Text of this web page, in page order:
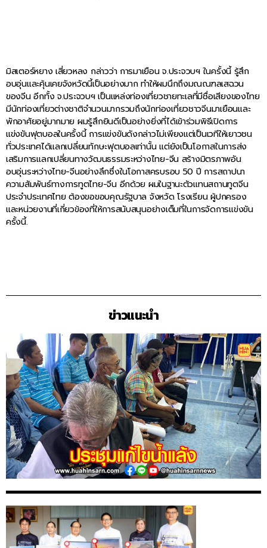
มิสเตอร์หยาง เสี่ยวหลง กล่าวว่า การมาเยือน จ.ประจวบฯ ในครั้งนี้ รู้สึก
อบอุ่นและคุ้นเคยจังหวัดนี้เป็นอย่างมาก ทำให้ผมนึกถึงมณณฑลเสฉวน
ของจีน อีกทั้ง จ.ประจวบฯ เป็นแหล่งท่องเที่ยวชายทะเลที่มีชื่อเสียงของไทย
มีนักท่องเที่ยวต่างชาติจำนวนมากรวมถึงนักท่องเที่ยวชาวจีนมาเยือนและ
พักอาศัยอยู่มากมาย ผมรู้สึกยินดีเป็นอย่างยิ่งที่ได้เข้าร่วมพิธีเปิดการ
แข่งขันฟุตบอลในครั้งนี้ การแข่งขันดังกล่าวไม่เพียงแต่เป็นเวทีให้เยาวชน
ทั่วประเทศได้แลกเปลี่ยนทักษะฟุตบอลเท่านั้น แต่ยังเป็นโอกาสในการส่ง
เสริมการแลกเปลี่ยนทางวัฒนธรรมระหว่างไทย-จีน สร้างมิตรภาพอัน
อบอุ่นระหว่างไทย-จีนอย่างลึกซึ่งในโอกาสครบรอบ 50 ปี การสถาปนา
ความสัมพันธ์ทางการทูตไทย-จีน อีกด้วย ผมในฐานะตัวแทนสถานทูตจีน
ประจำประเทศไทย ต้องขอขอบคุณรัฐบาล จังหวัด โรงเรียน ผู้ปกครอง
และหน่วยงานที่เกี่ยวข้องที่ให้การสนับสนุนอย่างเต็มที่ในการจัดการแข่งขัน
ครั้งนี้.
ข่าวแนะนำ